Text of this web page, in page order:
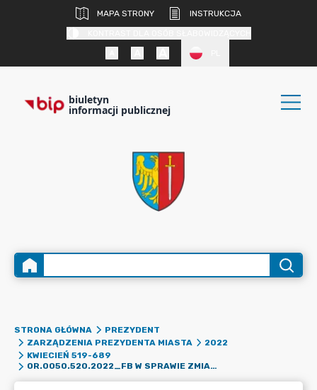
MAPA STRONY
INSTRUKCJA
biuletyn
informacji publicznej
STRONA GŁÓWNA
PREZYDENT
ZARZĄDZENIA PREZYDENTA MIASTA
2022
KWIECIEŃ 519-689
OR.0050.520.2022_FB W SPRAWIE ZMIAN W PLANIE FINANSOWYM WYDATKÓW URZĘDU MIASTA ŻORY I JEDNOSTKI BUDŻETOWEJ MIASTA ŻORY NA 2022 R.